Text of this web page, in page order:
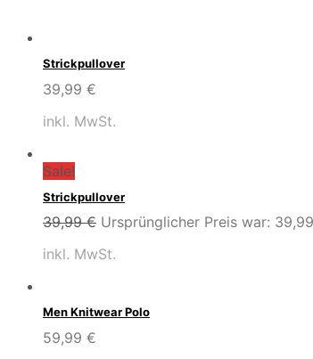
Strickpullover
39,99 €
inkl. MwSt.
Sale!
Strickpullover
39,99€ Ursprünglicher Preis war:
inkl. MwSt.
Men Knitwear Polo
59,99 €